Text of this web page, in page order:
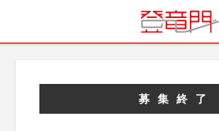
募集終了